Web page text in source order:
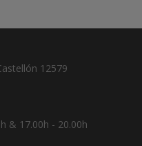
12579
& 17.00h - 20.00h